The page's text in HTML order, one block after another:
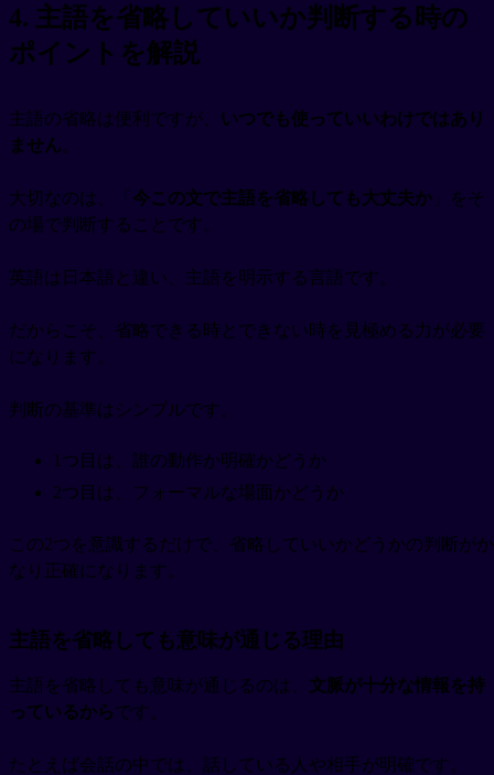
4. 主語を省略していいか判断する時の
ポイントを解説
主語の省略は便利ですが、 いつでも使っていいわけではあり
ません 。
大切なのは、「 今この文で主語を省略しても大丈夫か 」をそ
の場で判断することです。
英語は日本語と違い、主語を明示する言語です。
だからこそ、省略できる時とできない時を見極める力が必要
になります。
判断の基準はシンプルです。
1つ目は、誰の動作か明確かどうか
2つ目は、フォーマルな場面かどうか
この2つを意識するだけで、省略していいかどうかの判断がか
なり正確になります。
主語を省略しても意味が通じる理由
主語を省略しても意味が通じるのは、 文脈が十分な情報を持
っているからです。
たとえば会話の中では、話している人や相手が明確です。